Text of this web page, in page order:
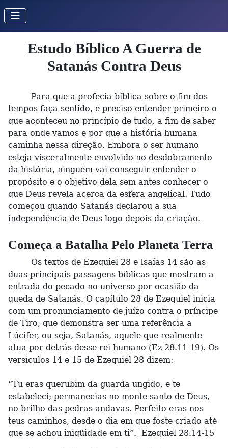
Estudo Bíblico A Guerra de
Satanás Contra Deus
Para que a profecia bíblica sobre o fim dos
tempos faça sentido, é preciso entender primeiro o
que aconteceu no princípio de tudo, a fim de saber
para onde vamos e por que a história humana
caminha nessa direção. Embora o ser humano
esteja visceralmente envolvido no desdobramento
da história, ninguém vai conseguir entender o
propósito e o objetivo dela sem antes conhecer o
que Deus revela acerca da esfera angelical. Tudo
começou quando Satanás declarou a sua
independência de Deus logo depois da criação.
Começa a Batalha Pelo Planeta Terra
Os textos de Ezequiel 28 e Isaías 14 são as
duas principais passagens bíblicas que mostram a
entrada do pecado no universo por ocasião da
queda de Satanás. O capítulo 28 de Ezequiel inicia
com um pronunciamento de juízo contra o príncipe
de Tiro, que demonstra ser uma referência a
Lúcifer, ou seja, Satanás, aquele que realmente
atua por detrás desse rei humano (Ez 28.11-19). Os
versículos 14 e 15 de Ezequiel 28 dizem:
“Tu eras querubim da guarda ungido, e te
estabeleci; permanecias no monte santo de Deus,
no brilho das pedras andavas. Perfeito eras nos
teus caminhos, desde o dia em que foste criado até
que se achou iniqüidade em ti”. Ezequiel 28.14-15